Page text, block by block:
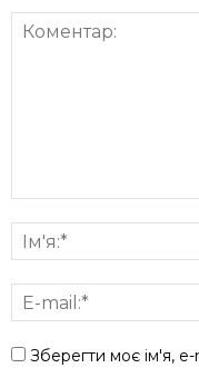
Зберегти моє ім'я,